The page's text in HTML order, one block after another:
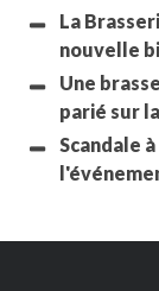
La
nouvelle
Une
parié sur
Scandale